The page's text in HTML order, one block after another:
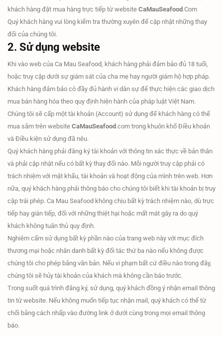
khách hàng đặt mua hàng trực tiếp từ website CaMauSeafood.Com
Quý khách hàng vui lòng kiểm tra thường xuyên để cập nhật những thay
đổi của chúng tôi.
2. Sử dụng website
Khi vào web của Ca Mau Seafood, khách hàng phải đảm bảo đủ 18 tuổi,
hoặc truy cập dưới sự giám sát của cha mẹ hay người giám hộ hợp pháp.
Khách hàng đảm bảo có đầy đủ hành vi dân sự để thực hiện các giao dịch
mua bán hàng hóa theo quy định hiện hành của pháp luật Việt Nam.
Chúng tôi sẽ cấp một tài khoản (Account) sử dụng để khách hàng có thể
mua sắm trên website CaMauSeafood.com trong khuôn khổ Điều khoản
và Điều kiện sử dụng đã nêu.
Quý khách hàng phải đăng ký tài khoản với thông tin xác thực về bản thân
và phải cập nhật nếu có bất kỳ thay đổi nào. Mỗi người truy cập phải có
trách nhiệm với mật khẩu, tài khoản và hoạt động của mình trên web. Hơn
nữa, quý khách hàng phải thông báo cho chúng tôi biết khi tài khoản bị truy
cập trái phép. Ca Mau Seafood không chịu bất kỳ trách nhiệm nào, dù trực
tiếp hay gián tiếp, đối với những thiệt hại hoặc mất mát gây ra do quý
khách không tuân thủ quy định.
Nghiêm cấm sử dụng bất kỳ phần nào của trang web này với mục đích
thương mại hoặc nhân danh bất kỳ đối tác thứ ba nào nếu không được
chúng tôi cho phép bằng văn bản. Nếu vi phạm bất cứ điều nào trong đây,
chúng tôi sẽ hủy tài khoản của khách mà không cần báo trước.
Trong suốt quá trình đăng ký, sử dụng, quý khách đồng ý nhận email thông
tin từ website. Nếu không muốn tiếp tục nhận mail, quý khách có thể từ
chối bằng cách nhấp vào đường link ở dưới cùng trong mọi email thông
báo.